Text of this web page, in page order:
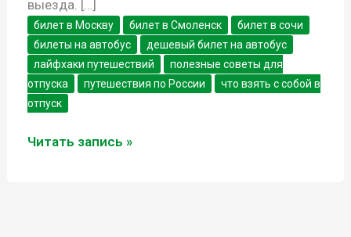
выезда. […]
билет в Москву билет в Смоленск
билет в сочи
билеты на автобус
дешевый билет на автобус
лайфхаки путешествий
полезные советы для
отпуска
путешествия по России
что взять с собой в
отпуск
7
Читать запись »